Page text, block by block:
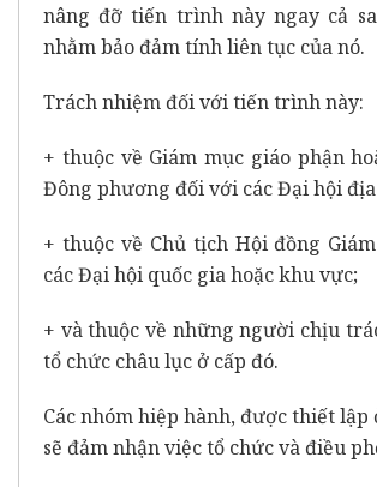
nâng đỡ tiến trình này ngay cả
nhằm bảo đảm tính liên tục của nó.
Trách nhiệm đối với tiến trình này:
+ thuộc về Giám mục giáo phận
Đông phương đối với các Đại hội
+ thuộc về Chủ tịch Hội đồng
các Đại hội quốc gia hoặc khu vực;
+ và thuộc về những người chịu
tổ chức châu lục ở cấp đó.
Các nhóm hiệp hành, được thiết lập
sẽ đảm nhận việc tổ chức và điều